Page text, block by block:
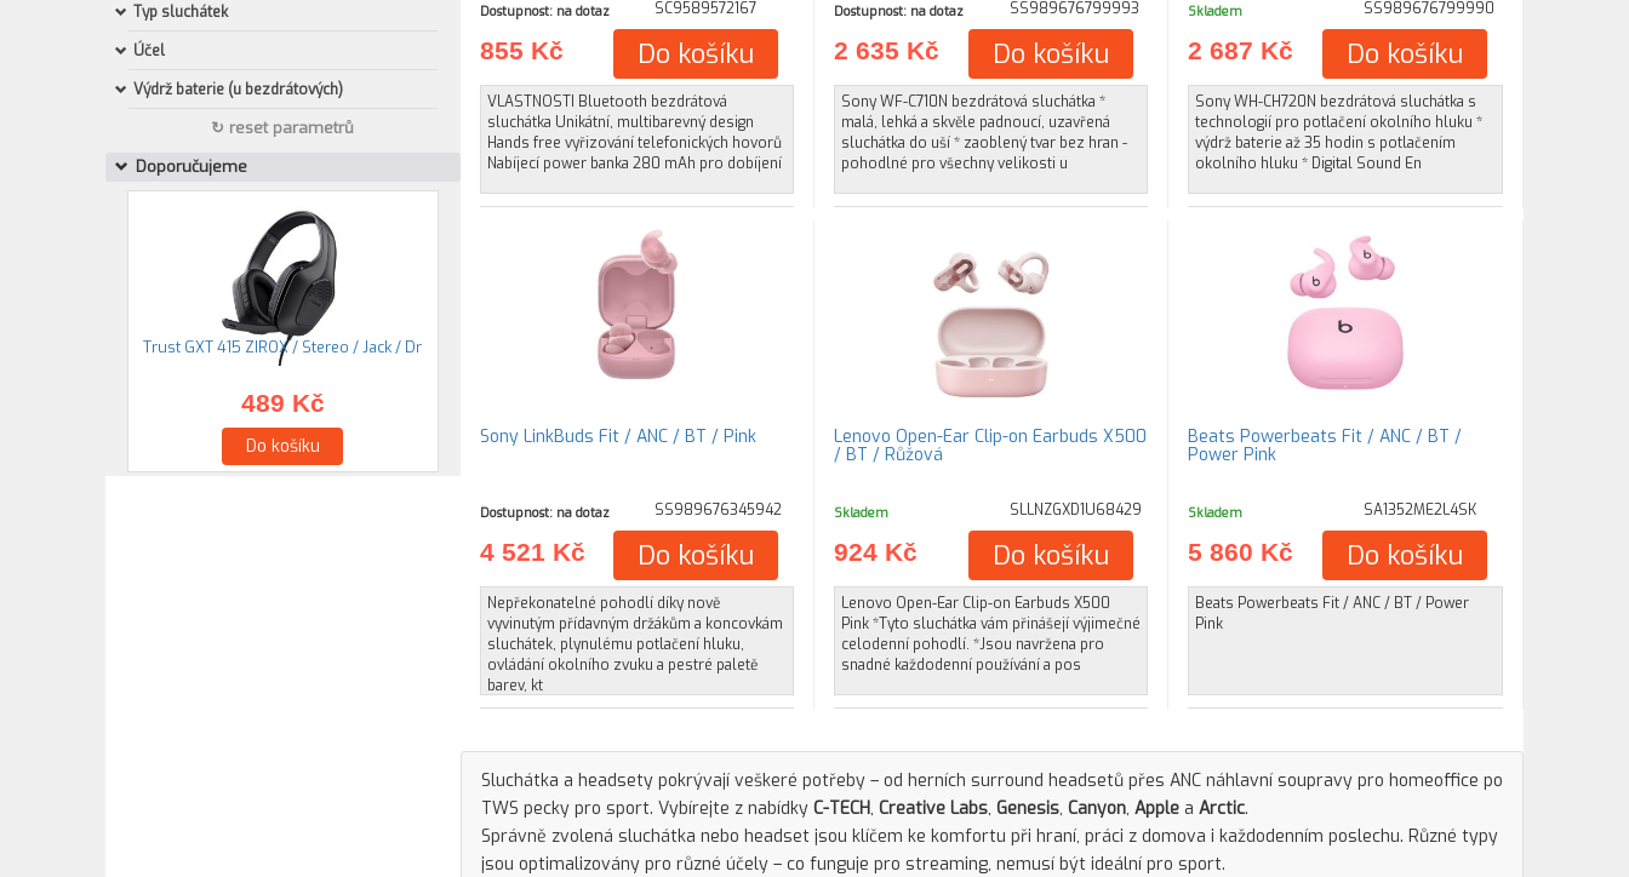
Typ sluchátek
Účel
Výdrž baterie (u bezdrátových)
↻ reset parametrů
Doporučujeme
Trust GXT 415 ZIROX / Stereo / Jack / Dr
489 Kč
Do košíku
Dostupnost: na dotaz SC9589572167
855 Kč Do košíku
VLASTNOSTI Bluetooth bezdrátová
sluchátka Unikátní, multibarevný design
Hands free vyřizování telefonických hovorů
Nabíjecí power banka 280 mAh pro dobíjení
Dostupnost: na dotaz SS989676799993
2 635 Kč Do košíku
Sony WF-C710N bezdrátová sluchátka *
malá, lehká a skvěle padnoucí, uzavřená
sluchátka do uší * zaoblený tvar bez hran -
pohodlné pro všechny velikosti u
Skladem SS989676799990
2 687 Kč Do košíku
Sony WH-CH720N bezdrátová sluchátka s
technologií pro potlačení okolního hluku *
výdrž baterie až 35 hodin s potlačením
okolního hluku * Digital Sound En
Sony LinkBuds Fit / ANC / BT / Pink
Dostupnost: na dotaz SS989676345942
4 521 Kč Do košíku
Nepřekonatelné pohodlí díky nově
vyvinutým přídavným držákům a koncovkám
sluchátek, plynulému potlačení hluku,
ovládání okolního zvuku a pestré paletě
barev, kt
Lenovo Open-Ear Clip-on Earbuds X500
/ BT / Růžová
Skladem SLLNZGXD1U68429
924 Kč Do košíku
Lenovo Open-Ear Clip-on Earbuds X500
Pink *Tyto sluchátka vám přinášejí výjimečné
celodenní pohodlí. *Jsou navržena pro
snadné každodenní používání a pos
Beats Powerbeats Fit / ANC / BT /
Power Pink
Skladem SA1352ME2L4SK
5 860 Kč Do košíku
Beats Powerbeats Fit / ANC / BT / Power
Pink
Sluchátka a headsety pokrývají veškeré potřeby – od herních surround headsetů přes ANC náhlavní soupravy pro homeoffice po
TWS pecky pro sport. Vybírejte z nabídky C-TECH, Creative Labs, Genesis, Canyon, Applea Arctic.
Správně zvolená sluchátka nebo headset jsou klíčem ke komfortu při hraní, práci z domova i každodenním poslechu. Různé typy
jsou optimalizovány pro různé účely – co funguje pro streaming, nemusí být ideální pro sport.